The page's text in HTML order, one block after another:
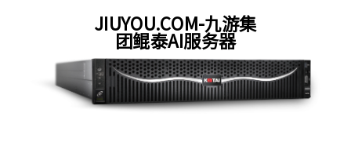
JIUYOU.COM-九游集
团鲲泰AI服务器